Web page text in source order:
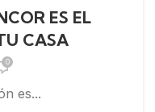
ES EL
CASA
0
es...